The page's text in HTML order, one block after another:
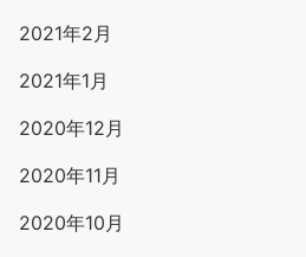
2021年2月
2021年1月
2020年12月
2020年11月
2020年10月